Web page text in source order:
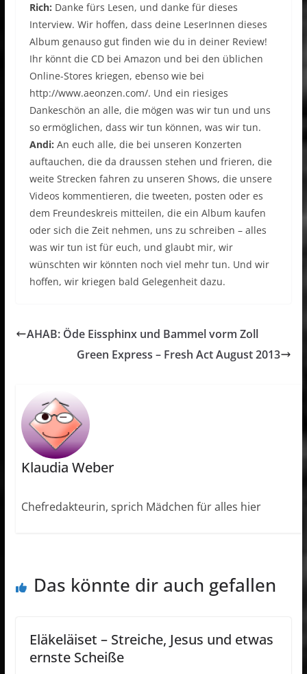
Rich: Danke fürs Lesen, und danke für dieses
Interview. Wir hoffen, dass deine LeserInnen dieses
Album genauso gut finden wie du in deiner Review!
Ihr könnt die CD bei Amazon und bei den üblichen
Online-Stores kriegen, ebenso wie bei
http://www.aeonzen.com/. Und ein riesiges
Dankeschön an alle, die mögen was wir tun und uns
so ermöglichen, dass wir tun können, was wir tun.
Andi: An euch alle, die bei unseren Konzerten
auftauchen, die da draussen stehen und frieren, die
weite Strecken fahren zu unseren Shows, die unsere
Videos kommentieren, die tweeten, posten oder es
dem Freundeskreis mitteilen, die ein Album kaufen
oder sich die Zeit nehmen, uns zu schreiben – alles
was wir tun ist für euch, und glaubt mir, wir
wünschten wir könnten noch viel mehr tun. Und wir
hoffen, wir kriegen bald Gelegenheit dazu.
AHAB: Öde Eissphinx und Bammel vorm Zoll
Green Express – Fresh Act August 2013
Klaudia Weber
Chefredakteurin, sprich Mädchen für alles hier
Das könnte dir auch gefallen
Eläkeläiset – Streiche, Jesus und etwas
ernste Scheiße